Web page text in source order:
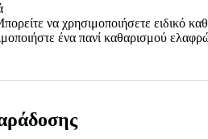
να χρησιμοποιήσετε ειδικό
ένα πανί καθαρισμού